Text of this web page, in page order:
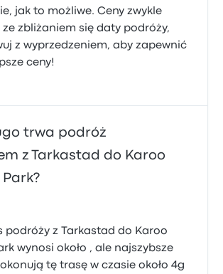
jak to możliwe. Ceny zwykle
ze zbliżaniem się daty podróży,
z wyprzedzeniem, aby zapewnić
ceny!
trwa podróż
z Tarkastad do Karoo
podróży z Tarkastad do Karoo
wynosi około , ale najszybsze
tę trasę w czasie około 4g